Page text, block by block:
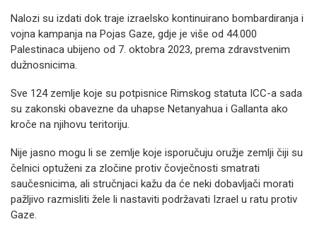
Nalozi su izdati dok traje izraelsko kontinuirano bombardiranja i
vojna kampanja na Pojas Gaze, gdje je više od 44.000
Palestinaca ubijeno od 7. oktobra 2023, prema zdravstvenim
dužnosnicima.
Sve 124 zemlje koje su potpisnice Rimskog statuta ICC-a sada
su zakonski obavezne da uhapse Netanyahua i Gallanta ako
kroče na njihovu teritoriju.
Nije jasno mogu li se zemlje koje isporučuju oružje zemlji čiji su
čelnici optuženi za zločine protiv čovječnosti smatrati
saučesnicima, ali stručnjaci kažu da će neki dobavljači morati
pažljivo razmisliti žele li nastaviti podržavati Izrael u ratu protiv
Gaze.